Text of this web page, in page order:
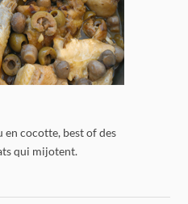
en cocotte, best of des
qui mijotent.